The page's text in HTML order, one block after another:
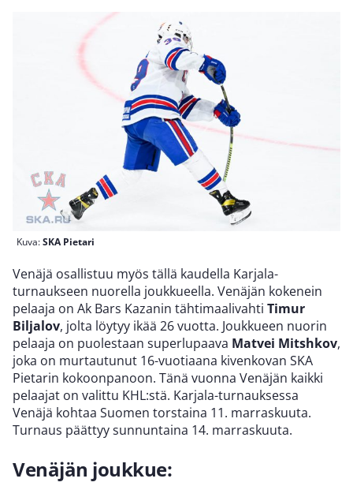
Kuva:SKA Pietari
Venäjä osallistuu myös tällä kaudella Karjala-
turnaukseen nuorella joukkueella. Venäjän kokenein
pelaaja on Ak Bars Kazanin tähtimaalivahti Timur
Biljalov, jolta löytyy ikää 26 vuotta. Joukkueen nuorin
pelaaja on puolestaan superlupaava Matvei Mitshkov,
joka on murtautunut 16-vuotiaana kivenkovan SKA
Pietarin kokoonpanoon. Tänä vuonna Venäjän kaikki
pelaajat on valittu KHL:stä. Karjala-turnauksessa
Venäjä kohtaa Suomen torstaina 11. marraskuuta.
Turnaus päättyy sunnuntaina 14. marraskuuta.
Venäjän joukkue: